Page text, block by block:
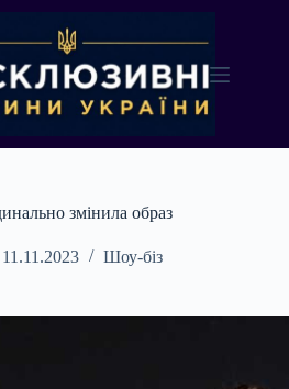
змінила образ
11.11.2023 Шоу-біз